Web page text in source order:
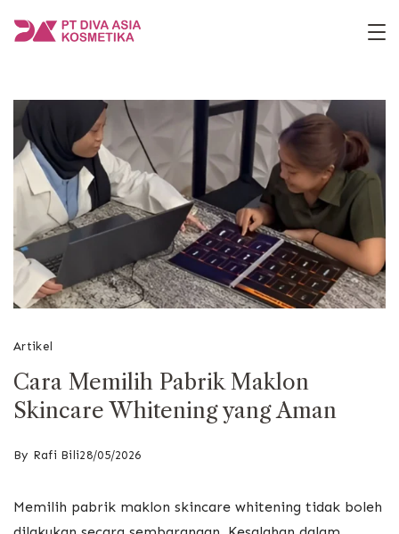
Asia
Kosmetika
Artikel
Cara Memilih Pabrik Maklon
Skincare Whitening yang Aman
By Rafi Bili28/05/2026
Memilih pabrik maklon skincare whitening tidak boleh